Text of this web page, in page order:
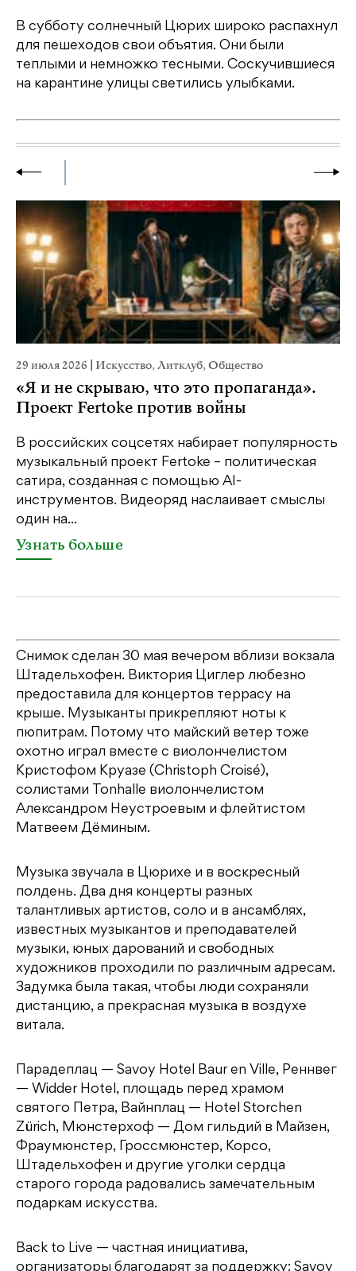
В субботу солнечный Цюрих широко распахнул
для пешеходов свои объятия. Они были
теплыми и немножко тесными. Соскучившиеся
на карантине улицы светились улыбками.
29 июля 2026 Искусство,Литклуб,Общество
«Я и не скрываю, что это пропаганда».
Проект Fertoke против войны
В российских соцсетях набирает популярность
музыкальный проект Fertoke – политическая
сатира, созданная с помощью AI-
инструментов. Видеоряд наслаивает смыслы
один на...
Узнать больше
Снимок сделан 30 мая вечером вблизи вокзала
Штадельхофен. Виктория Циглер любезно
предоставила для концертов террасу на
крыше. Музыканты прикрепляют ноты к
пюпитрам. Потому что майский ветер тоже
охотно играл вместе с виолончелистом
Кристофом Круазе (Christoph Croisé),
солистами Tonhalle виолончелистом
Александром Неустроевым и флейтистом
Матвеем Дёминым.
Музыка звучала в Цюрихе и в воскресный
полдень. Два дня концерты разных
талантливых артистов, соло и в ансамблях,
известных музыкантов и преподавателей
музыки, юных дарований и свободных
художников проходили по различным адресам.
Задумка была такая, чтобы люди сохраняли
дистанцию, а прекрасная музыка в воздухе
витала.
Парадеплац — Savoy Hotel Baur en Ville, Реннвег
— Widder Hotel, площадь перед храмом
святого Петра, Вайнплац — Hotel Storchen
Zürich, Мюнстерхоф — Дом гильдий в Майзен,
Фраумюнстер, Гроссмюнстер, Корсо,
Штадельхофен и другие уголки сердца
старого города радовались замечательным
подаркам искусства.
Back to Live — частная инициатива,
организаторы благодарят за поддержку: Savoy